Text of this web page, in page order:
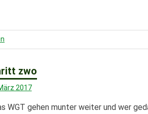
zwo
2017
WGT gehen munter weiter und wer